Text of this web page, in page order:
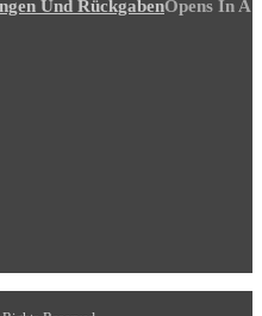
Und RückgabenOpens In A